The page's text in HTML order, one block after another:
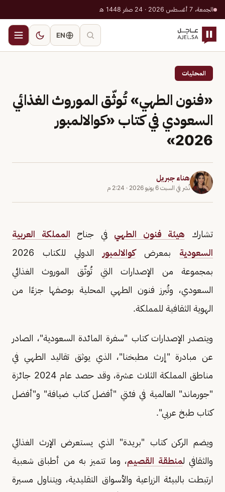
الجمعة، 7 أغسطس 2026 · 24 صفر 1448 هـ
EN
المحليات
«فنون الطهي» تُوثّق الموروث الغذائي
السعودي في كتاب «كوالالمبور
2026»
هناء جبريل
نُشر في السبت 6 يونيو 2026 · 2:24 م
تشارك هيئة فنون الطهي في جناح المملكة العربية
السعودية بمعرضكوالالمبور
الدولي للكتاب 2026
بمجموعة من الإصدارات التي تُوثّق الموروث الغذائي
السعودي، وتُبرز فنون الطهي المحلية بوصفها جزءًا من
الهوية الثقافية للمملكة.
ويتصدر الإصدارات كتاب "سفرة المائدة السعودية"، الصادر
عن مبادرة "إرث مطبخنا"، الذي يوثق تقاليد الطهي في
مناطق المملكة الثلاث عشرة، وقد حصد عام 2024 جائزة
"جورماند" العالمية في فئتي "أفضل كتاب ضيافة" و"أفضل
كتاب طبخ عربي".
ويضم الركن كتاب "بريدة" الذي يستعرض الإرث الغذائي
والثقافي لمنطقة القصيم، وما تتميز به من أطباق شعبية
ارتبطت بالبيئة الزراعية والأسواق التقليدية، ويتناول مسيرة